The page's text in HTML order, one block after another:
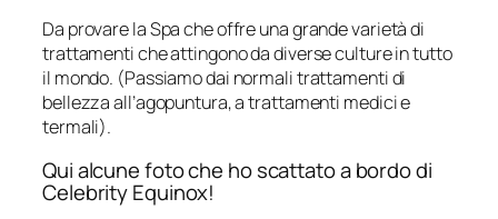
Da provare la Spa che offre una grande varietà di
trattamenti che attingono da diverse culture in tutto
il mondo. (Passiamo dai normali trattamenti di
bellezza all’agopuntura, a trattamenti medici e
termali).
Qui alcune foto che ho scattato a bordo di
Celebrity Equinox!